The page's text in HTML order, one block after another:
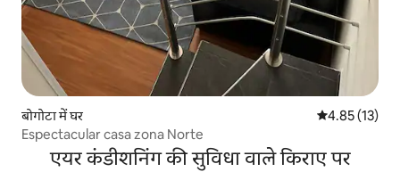
बोगोटा में घर औसत रेटिंग 5 में
4.85 (13)
Espectacular casa zona Norte
एयर कंडीशनिंग की सुविधा वाले किराए पर